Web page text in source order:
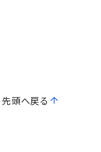
頭へ戻る